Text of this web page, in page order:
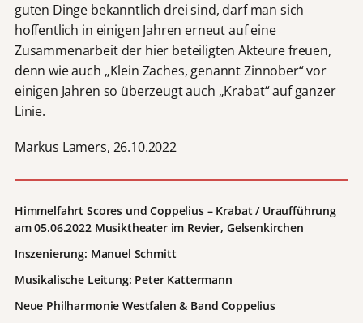
guten Dinge bekanntlich drei sind, darf man sich
hoffentlich in einigen Jahren erneut auf eine
Zusammenarbeit der hier beteiligten Akteure freuen,
denn wie auch „Klein Zaches, genannt Zinnober“ vor
einigen Jahren so überzeugt auch „Krabat“ auf ganzer
Linie.
Markus Lamers, 26.10.2022
Himmelfahrt Scores und Coppelius – Krabat / Uraufführung
am 05.06.2022 Musiktheater im Revier, Gelsenkirchen
Inszenierung: Manuel Schmitt
Musikalische Leitung: Peter Kattermann
Neue Philharmonie Westfalen & Band Coppelius